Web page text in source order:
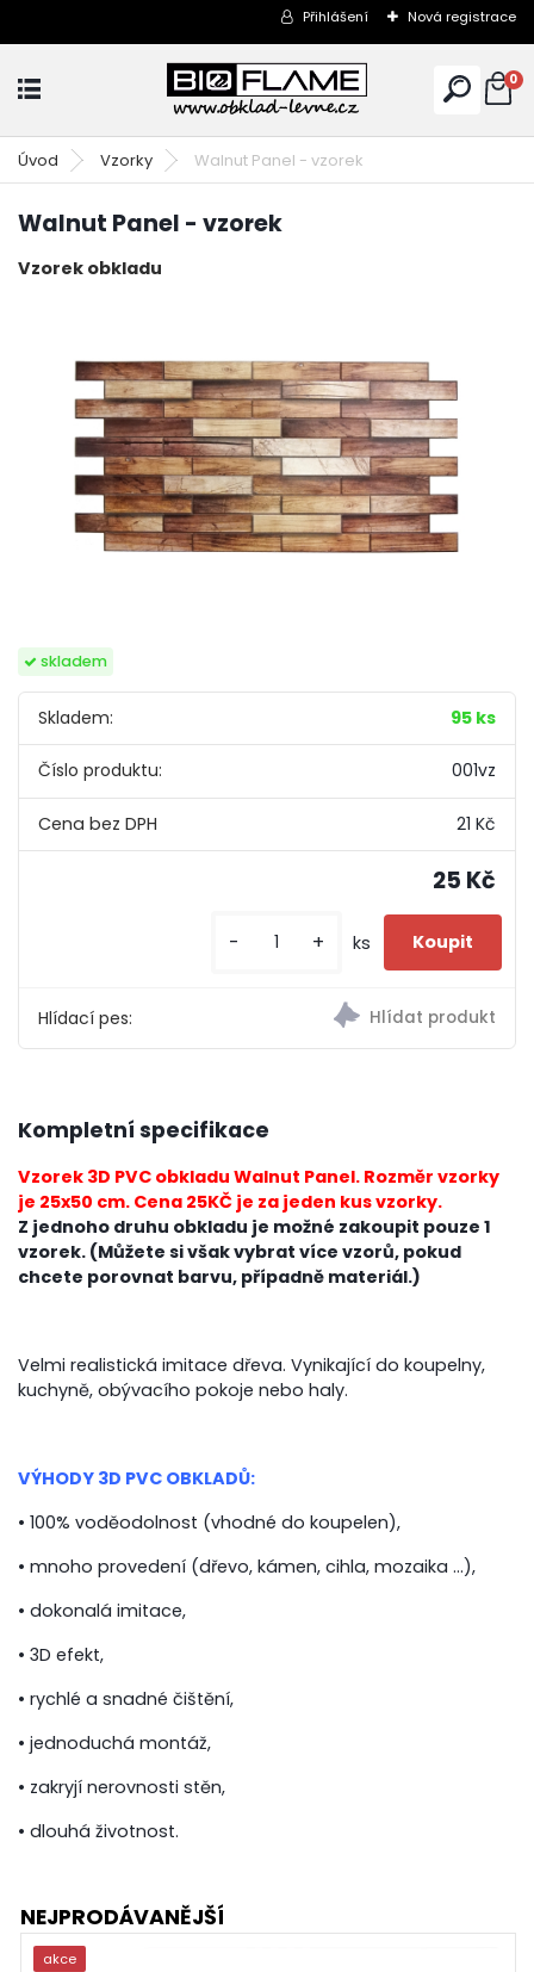
Přihlášení Nová registrace
0
Úvod Vzorky Walnut Panel - vzorek
Walnut Panel - vzorek
Vzorek obkladu
skladem
Skladem: 95 ks
Číslo produktu: 001vz
21 Kč
25 Kč
Hlídací pes:
- + ks
Kompletní specifikace
Vzorek 3D PVC obkladu Walnut Panel. Rozměr vzorky
je 25x50 cm. Cena 25KČ je za jeden kus vzorky.
Z jednoho druhu obkladu je možné zakoupit pouze 1
vzorek. (Můžete si však vybrat více vzorů, pokud
chcete porovnat barvu, případně materiál.)
Velmi realistická imitace dřeva. Vynikající do koupelny,
kuchyně, obývacího pokoje nebo haly.
VÝHODY 3D PVC OBKLADŮ:
• 100% voděodolnost (vhodné do koupelen),
• mnoho provedení (dřevo, kámen, cihla, mozaika ...),
• dokonalá imitace,
• 3D efekt,
• rychlé a snadné čištění,
• jednoduchá montáž,
• zakryjí nerovnosti stěn,
• dlouhá životnost.
NEJPRODÁVANĚJŠÍ
akce